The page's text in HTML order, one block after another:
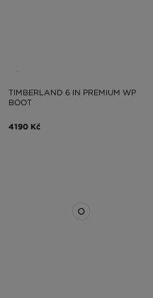
TIMBERLAND 6 IN PREMIUM WP
BOOT
4190 Kč